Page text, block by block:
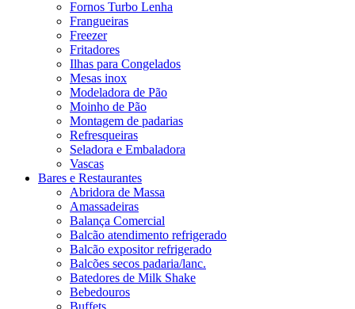
Fornos Turbo Lenha
Frangueiras
Freezer
Fritadores
Ilhas para Congelados
Mesas inox
Modeladora de Pão
Moinho de Pão
Montagem de padarias
Refresqueiras
Seladora e Embaladora
Vascas
Bares e Restaurantes
Abridora de Massa
Amassadeiras
Balança Comercial
Balcão atendimento refrigerado
Balcão expositor refrigerado
Balcões secos padaria/lanc.
Batedores de Milk Shake
Bebedouros
Buffets